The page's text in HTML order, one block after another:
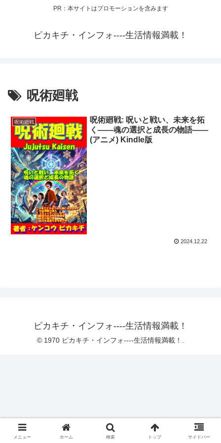
PR：本サイトはプロモーションを含みます
ピカキチ・インフォ----生活情報満載！
呪術廻戦
呪術廻戦
呪術廻戦: 呪いと戦い、未来を拓
く――魂の選択と成長の物語――
(アニメ) Kindle版
2024.12.22
ピカキチ・インフォ----生活情報満載！
© 1970 ピカキチ・インフォ----生活情報満載！.
メニュー ホーム 検索 トップ サイドバー